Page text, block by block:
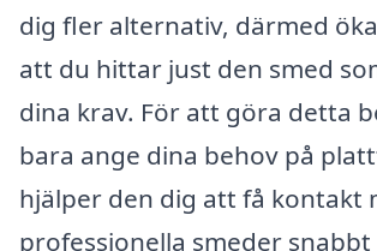
dig fler alternativ, därmed
att du hittar just den smed
dina krav. För att göra detta
bara ange dina behov på
hjälper den dig att få kontakt
professionella smeder